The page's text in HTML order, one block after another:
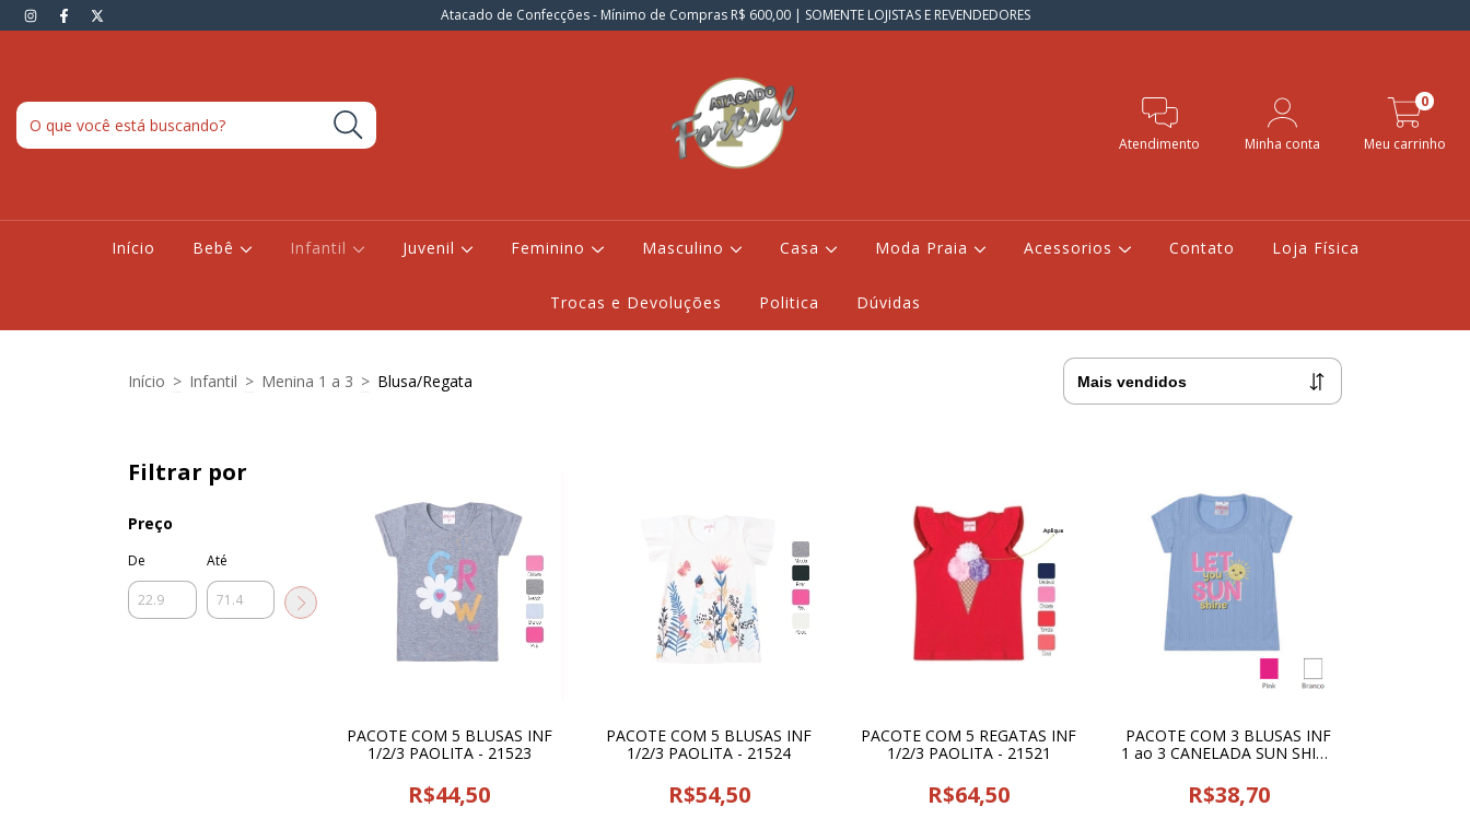
Atacado de Confecções - Mínimo de Compras R$ 600,00 | SOMENTE LOJISTAS E REVENDEDORES
Atendimento Minha conta Meu carrinho
0
Início Bebê Infantil Juvenil Feminino Masculino Casa Moda Praia Acessorios Contato Loja Física
Trocas e Devoluções Politica Dúvidas
Início > Infantil > Menina 1 a 3 > Blusa/Regata
Filtrar por
Preço
De Até
PACOTE COM 5 BLUSAS INF
1/2/3 PAOLITA - 21523
R$44,50
PACOTE COM 5 BLUSAS INF
1/2/3 PAOLITA - 21524
R$54,50
PACOTE COM 5 REGATAS INF
1/2/3 PAOLITA - 21521
R$64,50
PACOTE COM 3 BLUSAS INF
1 ao 3 CANELADA SUN SHINE
R$38,70